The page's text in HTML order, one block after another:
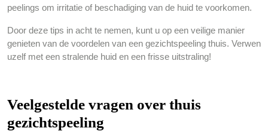
peelings om irritatie of beschadiging van de huid te voorkomen.
Door deze tips in acht te nemen, kunt u op een veilige manier
genieten van de voordelen van een gezichtspeeling thuis. Verwen
uzelf met een stralende huid en een frisse uitstraling!
Veelgestelde vragen over thuis
gezichtspeeling